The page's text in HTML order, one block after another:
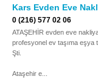
Samsun
Sinop
Kars Evden Eve
0 (216) 577 02 06
ATAŞEHİR evden eve
profesyonel ev taşıma eşya
Şti.
Ataşehir e...